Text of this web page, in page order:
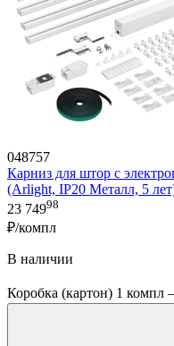
048757
Карниз для штор с
(Arlight, IP20 Металл, 5
23 74998
₽/компл
В наличии
Коробка (картон) 1 компл